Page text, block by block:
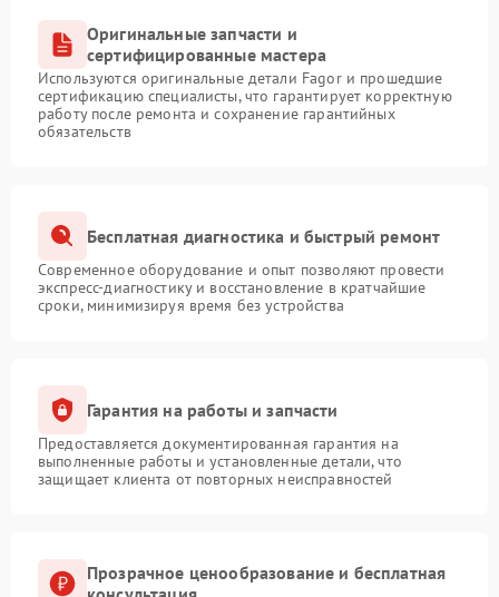
Оригинальные запчасти и
сертифицированные мастера
Используются оригинальные детали Fagor и прошедшие
сертификацию специалисты, что гарантирует корректную
работу после ремонта и сохранение гарантийных
обязательств
Бесплатная диагностика и быстрый ремонт
Современное оборудование и опыт позволяют провести
экспресс-диагностику и восстановление в кратчайшие
сроки, минимизируя время без устройства
Гарантия на работы и запчасти
Предоставляется документированная гарантия на
выполненные работы и установленные детали, что
защищает клиента от повторных неисправностей
Прозрачное ценообразование и бесплатная